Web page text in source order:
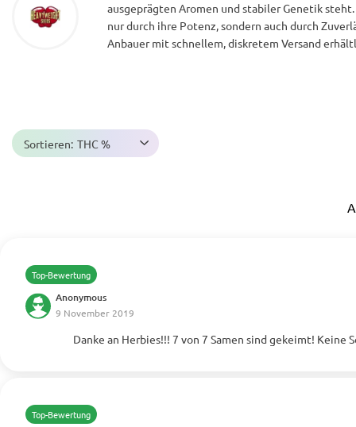
ausgeprägten Aromen und stabiler Genetik
nur durch ihre Potenz, sondern auch durch
Anbauer mit schnellem, diskretem Versand
Sortieren: THC %
Top-Bewertung
Anonymous
9 November 2019
Danke an Herbies!!! 7 von 7 Samen sind gekeimt!
Mehr anzeigen
Top-Bewertung